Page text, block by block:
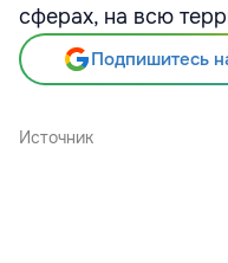
сферах, на всю
Подпишитесь
Источник